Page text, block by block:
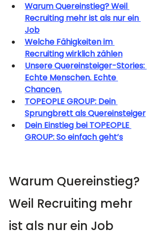
Warum Quereinstieg? Weil
Recruiting mehr ist als nur ein
Job
Welche Fähigkeiten im
Recruiting wirklich zählen
Unsere Quereinsteiger-Stories:
Echte Menschen. Echte
Chancen.
TOPEOPLE GROUP: Dein
Sprungbrett als Quereinsteiger
Dein Einstieg bei TOPEOPLE
GROUP: So einfach geht’s
Warum Quereinstieg?
Weil Recruiting mehr
ist als nur ein Job